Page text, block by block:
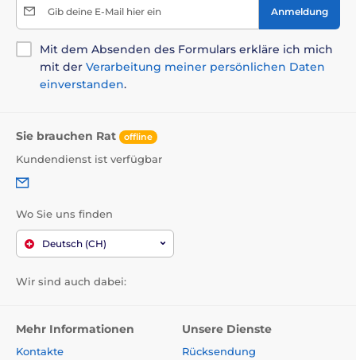
Gib deine E-Mail hier ein Anmeldung
Mit dem Absenden des Formulars erkläre ich mich
mit der Verarbeitung meiner persönlichen Daten
einverstanden.
Sie brauchen Rat offline
Kundendienst ist verfügbar
Wo Sie uns finden
Deutsch (CH)
Wir sind auch dabei:
Mehr Informationen
Kontakte
Unsere Dienste
Rücksendung